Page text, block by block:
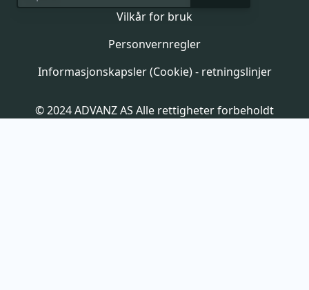
Vilkår for bruk
Personvernregler
Informasjonskapsler (Cookie) - retningslinjer
© 2024 ADVANZ AS Alle rettigheter forbeholdt